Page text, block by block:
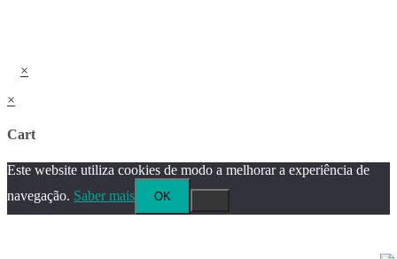
×
×
Cart
Este website utiliza cookies de modo a melhorar a experiência de
navegação. Saber mais OK